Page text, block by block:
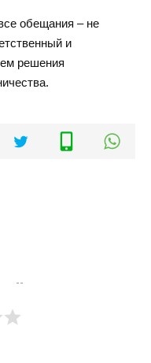
обещания – не
и
решения